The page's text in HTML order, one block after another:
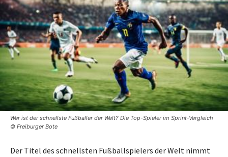
Wer ist der schnellste Fußballer der Welt? Die Top-Spieler im Sprint-Vergleich
© Freiburger Bote
Der Titel des schnellsten Fußballspielers der Welt nimmt